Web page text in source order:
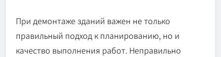
При демонтаже зданий важен не только
правильный подход к планированию, но и
качество выполнения работ. Неправильно